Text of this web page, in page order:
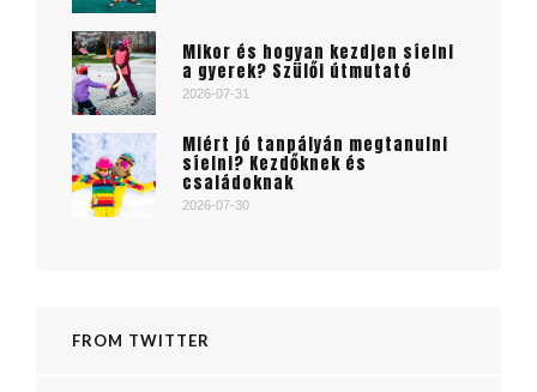
Mikor és hogyan kezdjen síelni
a gyerek? Szülői útmutató
2026-07-31
Miért jó tanpályán megtanulni
síelni? Kezdőknek és
családoknak
2026-07-30
FROM TWITTER